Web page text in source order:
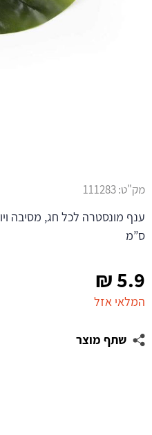
5.9
₪
המלאי אזל
שתף מוצר
מק"ט:111283
ס”מ